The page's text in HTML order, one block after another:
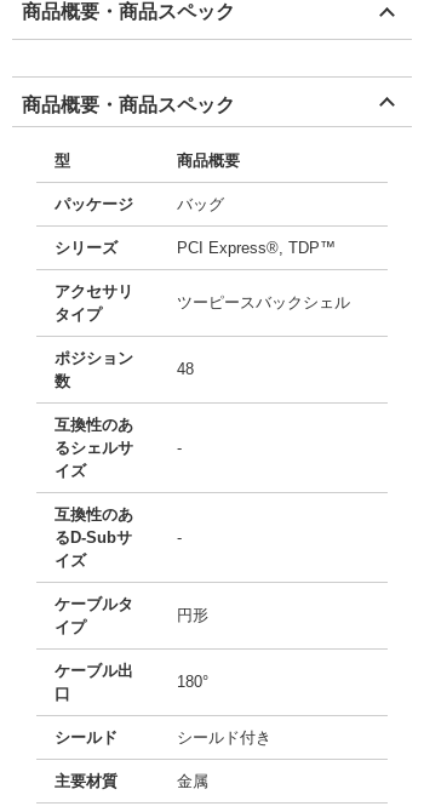
商品概要・商品スペック
商品概要・商品スペック
型 商品概要
パッケージ バッグ
シリーズ PCI Express®, TDP™
アクセサリ
タイプ
ツーピースバックシェル
ポジション
数
48
互換性のあ
るシェルサ
イズ
-
互換性のあ
るD-Subサ
イズ
-
ケーブルタ
イプ
円形
ケーブル出
口
180°
シールド シールド付き
主要材質 金属